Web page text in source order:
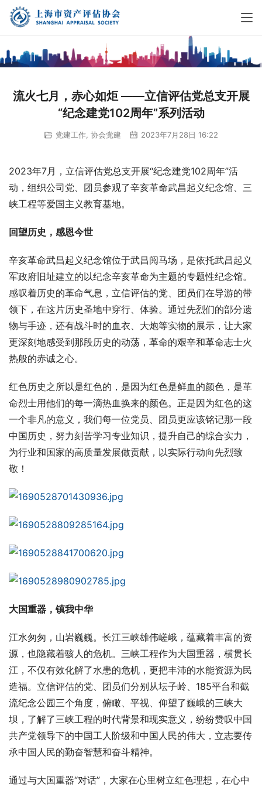
流火七月，赤心如炬 ——立信评估党总支开展
“纪念建党102周年”系列活动
党建工作 协会党建 2023年7月28日 16:22
2023年7月，立信评估党总支开展“纪念建党102周年”活
动，组织公司党、团员参观了辛亥革命武昌起义纪念馆、三
峡工程等爱国主义教育基地。
回望历史，感恩今世
辛亥革命武昌起义纪念馆位于武昌阅马场，是依托武昌起义
军政府旧址建立的以纪念辛亥革命为主题的专题性纪念馆。
感叹着历史的革命气息，立信评估的党、团员们在导游的带
领下，在这片历史圣地中穿行、体验。通过先烈们的部分遗
物与手迹，还有战斗时的血衣、大炮等实物的展示，让大家
更深刻地感受到那段历史的动荡，革命的艰辛和革命志士火
热般的赤诚之心。
红色历史之所以是红色的，是因为红色是鲜血的颜色，是革
命烈士用他们的每一滴热血换来的颜色。正是因为红色的这
一个非凡的意义，我们每一位党员、团员更应该铭记那一段
中国历史，努力刻苦学习专业知识，提升自己的综合实力，
为行业和国家的高质量发展做贡献，以实际行动向先烈致
敬！
大国重器，镇我中华
江水匆匆，山岩巍巍。长江三峡雄伟嵯峨，蕴藏着丰富的资
源，也隐藏着骇人的危机。三峡工程作为大国重器，横贯长
江，不仅有效化解了水患的危机，更把丰沛的水能资源为民
造福。立信评估的党、团员们分别从坛子岭、185平台和截
流纪念公园三个角度，俯瞰、平视、仰望了巍峨的三峡大
坝，了解了三峡工程的时代背景和现实意义，纷纷赞叹中国
共产党领导下的中国工人阶级和中国人民的伟大，立志要传
承中国人民的勤奋智慧和奋斗精神。
通过与大国重器“对话”，大家在心里树立红色理想，在心中